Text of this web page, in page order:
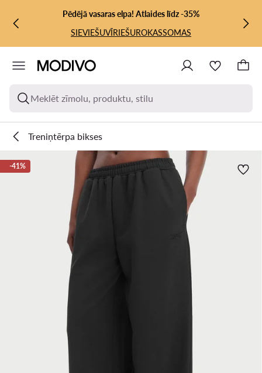
PĀRIET UZ GALVENO SATURU
PĀRIET UZ MEKLĒŠANUPēdējā vasaras elpa! Atlaides līdz -35%
SIEVIEŠUVĪRIEŠUROKASSOMAS
Meklēt zīmolu, produktu, stilu
Treniņtērpa bikses
-41%